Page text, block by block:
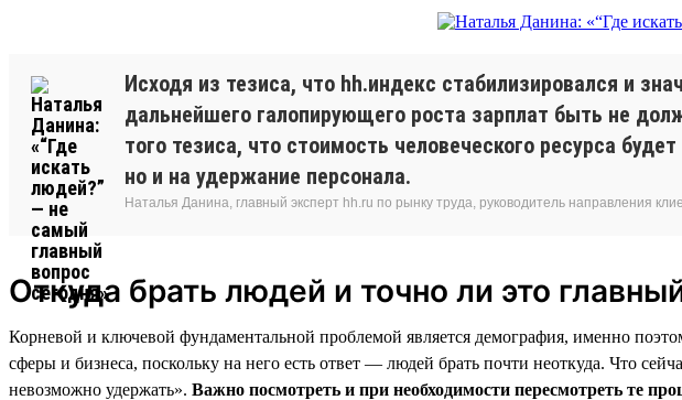
Исходя из тезиса, что hh.индекс стабилизировался и
дальнейшего галопирующего роста зарплат быть не
того тезиса, что стоимость человеческого ресурса
но и на удержание персонала.
Наталья Данина, главный эксперт hh.ru по рынку труда, руководитель направления
Откуда брать людей и точно ли это
Корневой и ключевой фундаментальной проблемой является демография, именно
сферы и бизнеса, поскольку на него есть ответ — людей брать почти неоткуда. Что
невозможно удержать». Важно посмотреть и при необходимости пересмотреть те